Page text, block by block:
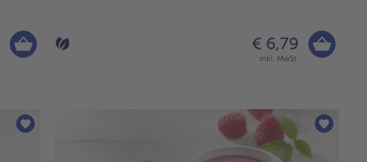
€ 6,79
inkl. MwSt.